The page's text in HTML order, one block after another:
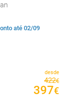
até 02/09
desde
422€
397€